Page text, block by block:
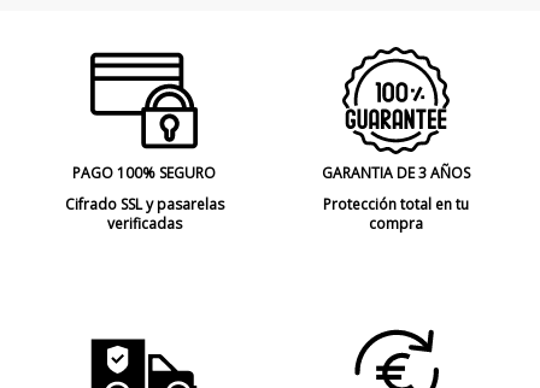
PAGO 100% SEGURO
Cifrado SSL y pasarelas
verificadas
GARANTIA DE 3 AÑOS
Protección total en tu
compra